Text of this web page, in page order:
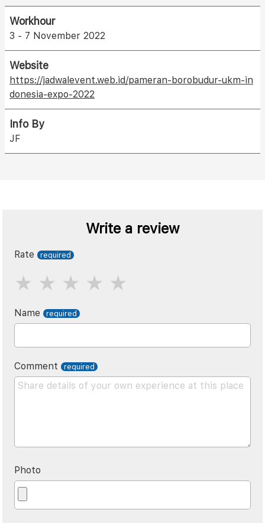
Workhour
3 - 7 November 2022
Website
https://jadwalevent.web.id/pameran-borobudur-ukm-in
donesia-expo-2022
Info By
JF
Write a review
Rate
Name
Comment
Photo